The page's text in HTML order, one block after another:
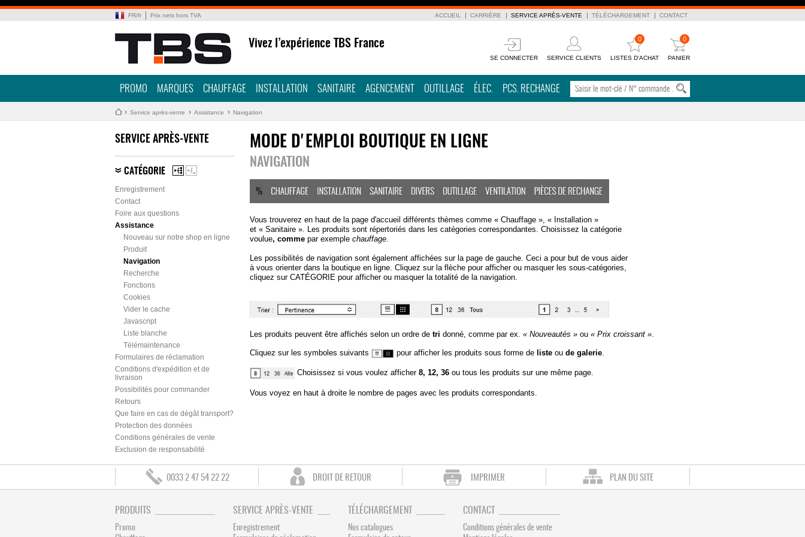
FR/fr Prix nets hors TVA ACCUEIL CARRIÈRE SERVICE APRÈS-VENTE TÉLÉCHARGEMENT CONTACT
Vivez l’expérience TBS France
SE CONNECTER SERVICE CLIENTS
0
LISTES D'ACHAT
0
PANIER
PROMO MARQUES CHAUFFAGE INSTALLATION SANITAIRE AGENCEMENT OUTILLAGE ÉLEC. PCS. RECHANGE
Service après-vente Assistance Navigation
SERVICE APRÈS-VENTE
CATÉGORIE
Enregistrement
Contact
Foire aux questions
Assistance
Nouveau sur notre shop en ligne
Produit
Navigation
Recherche
Fonctions
Cookies
Vider le cache
Javascript
Liste blanche
Télémaintenance
Formulaires de réclamation
Conditions d'expédition et de
livraison
Possibilités pour commander
Retours
Que faire en cas de dégât transport?
Protection des données
Conditions générales de vente
Exclusion de responsabilité
MODE D'EMPLOI BOUTIQUE EN LIGNE
NAVIGATION
Vous trouverez en haut de la page d'accueil différents thèmes comme « Chauffage », « Installation »
et « Sanitaire ». Les produits sont répertoriés dans les catégories correspondantes. Choisissez la catégorie
voulue, comme par exemple chauffage
Les possibilités de navigation sont également affichées sur la page de gauche. Ceci a pour but de vous aider
à vous orienter dans la boutique en ligne. Cliquez sur la flèche pour afficher ou masquer les sous-catégories,
cliquez sur CATÉGORIE pour afficher ou masquer la totalité de la navigation.
Les produits peuvent être affichés selon un ordre de tri donné, comme par ex. « Nouveautés » ou « Prix croissant ».
Cliquez sur les symboles suivants pour afficher les produits sous forme de liste ou de galerie.
Choisissez si vous voulez afficher 8, 12, 36 ou tous les produits sur une même page.
Vous voyez en haut à droite le nombre de pages avec les produits correspondants.
0033 2 47 54 22 22 DROIT DE RETOUR IMPRIMER PLAN DU SITE
PRODUITS
Promo
SERVICE APRÈS-VENTE
Enregistrement
TÉLÉCHARGEMENT
Nos catalogues
CONTACT
Conditions générales de vente